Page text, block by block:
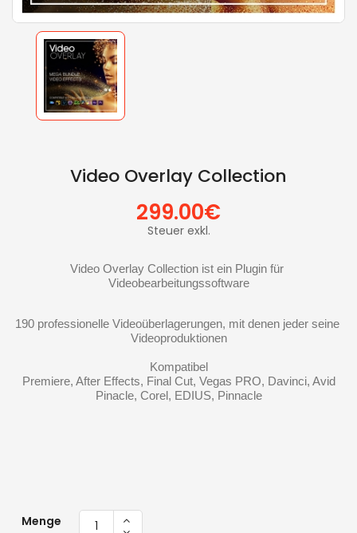
Video Overlay Collection
299.00€
Steuer exkl.
Video Overlay Collection ist ein Plugin für
Videobearbeitungssoftware
190 professionelle Videoüberlagerungen, mit denen jeder seine
Videoproduktionen
Kompatibel
Pinacle, Corel, EDIUS, Pinnacle
Menge